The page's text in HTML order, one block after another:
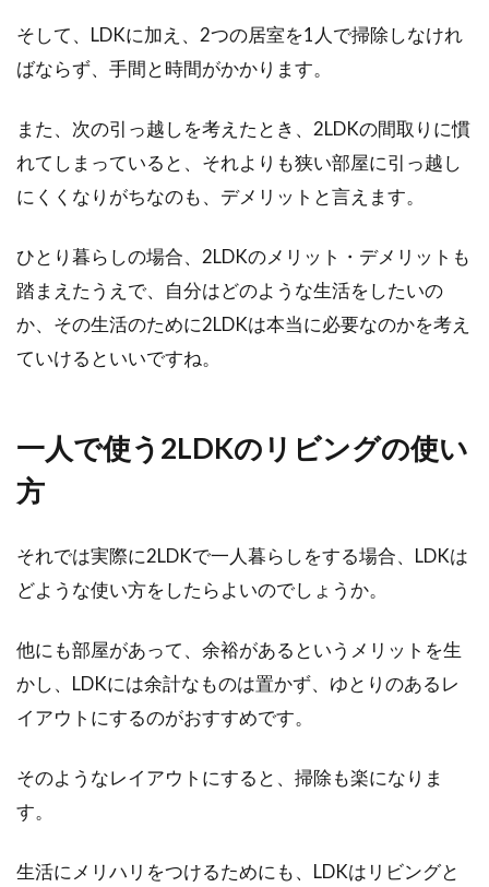
アパートの名義変更を行いたい！そ
の際手数料はかかるの？
賃貸アパートの契約期間内に、名義変更を行わ
なくてはならないケースに遭遇することもある
でしょう。...
そして、LDKに加え、2つの居室を1人で掃除しなけれ
ばならず、手間と時間がかかります。
また、次の引っ越しを考えたとき、2LDKの間取りに慣
れてしまっていると、それよりも狭い部屋に引っ越し
にくくなりがちなのも、デメリットと言えます。
ひとり暮らしの場合、2LDKのメリット・デメリットも
踏まえたうえで、自分はどのような生活をしたいの
か、その生活のために2LDKは本当に必要なのかを考え
ていけるといいですね。
一人で使う2LDKのリビングの使い
方
それでは実際に2LDKで一人暮らしをする場合、LDKは
どような使い方をしたらよいのでしょうか。
他にも部屋があって、余裕があるというメリットを生
かし、LDKには余計なものは置かず、ゆとりのあるレ
イアウトにするのがおすすめです。
そのようなレイアウトにすると、掃除も楽になりま
す。
生活にメリハリをつけるためにも、LDKはリビングと